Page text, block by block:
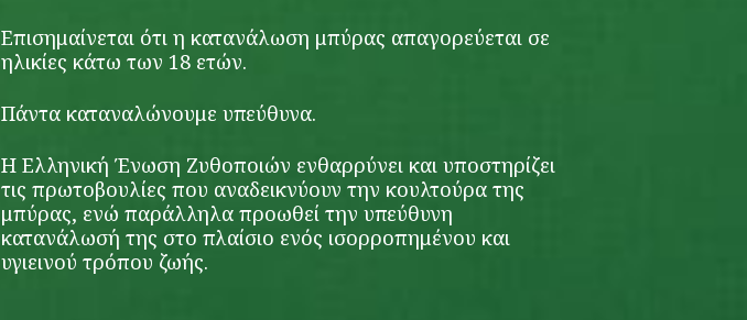
Επισημαίνεται ότι η κατανάλωση μπύρας απαγορεύεται σε
ηλικίες κάτω των 18 ετών.
Πάντα καταναλώνουμε υπεύθυνα.
H Ελληνική Ένωση Ζυθοποιών ενθαρρύνει και υποστηρίζει
τις πρωτοβουλίες που αναδεικνύουν την κουλτούρα της
μπύρας, ενώ παράλληλα προωθεί την υπεύθυνη
κατανάλωσή της στο πλαίσιο ενός ισορροπημένου και
υγιεινού τρόπου ζωής.